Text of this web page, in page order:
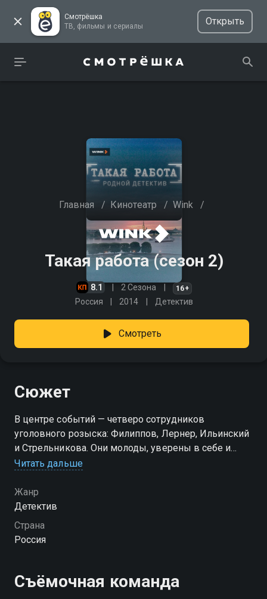
Смотрёшка
ТВ, фильмы и сериалы
Открыть
Главная / Кинотеатр / Wink /
Такая работа (сезон 2)
8.1 2 Сезона 16+
Россия 2014 Детектив
Смотреть
Сюжет
В центре событий — четверо сотрудников
уголовного розыска: Филиппов, Лернер, Ильинский
и Стрельникова. Они молоды, уверены в себе и
прекрасно понимают, насколько тяжёлую
расследования, опасные ситуации и преступления,
где нельзя ошибаться. Для них служба — это
постоянное напряжение, ответственность и
готовность идти до конца. За один непростой год им
решения и личные потери делают их сильнее.
Меняется многое, но дружба, взаимная поддержка и
Читать дальше
Жанр
Детектив
Страна
Россия
Съёмочная команда